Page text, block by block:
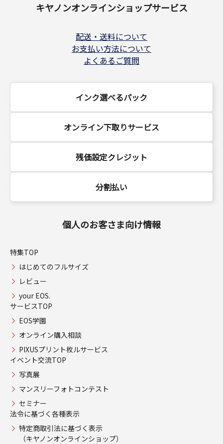
キヤノンオンラインショップサービス
配送・送料について
お支払い方法について
よくあるご質問
インク選べるパック
オンライン下取りサービス
残価設定クレジット
分割払い
個人のお客さま向け情報
特集TOP
はじめてのフルサイズ
レビュー
your EOS.
サービスTOP
EOS学園
オンライン購入相談
PIXUSプリント枚ルサービス
イベント交流TOP
写真展
マンスリーフォトコンテスト
セミナー
法令に基づく各種表示
特定商取引法に基づく表示
（キヤノンオンラインショップ）